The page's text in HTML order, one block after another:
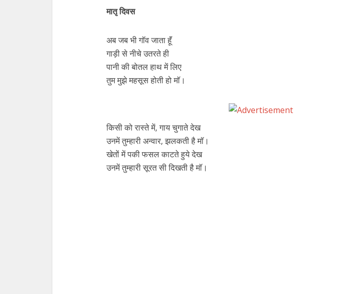
मातृ दिवस
अब जब भी गॉव जाता हूॅं
गाड़ी से नीचे उतरते ही
पानी की बोतल हाथ में लिए
तुम मुझे महसूस होती हो मॉ।
किसी को रास्ते में, गाय चुगाते देख
उनमें तुम्हारी अन्वार, झलकती है मॉ।
खेतों में पकी फसल काटते हुये देख
उनमें तुम्हारी सूरत सी दिखती है मॉ।